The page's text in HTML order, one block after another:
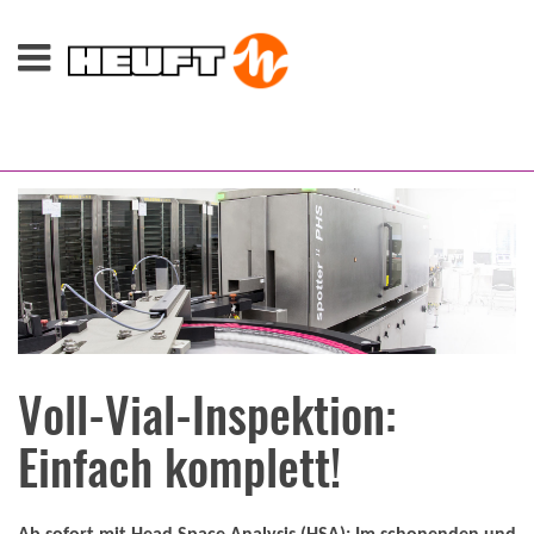
Voll-Vial-Inspektion:
Einfach komplett!